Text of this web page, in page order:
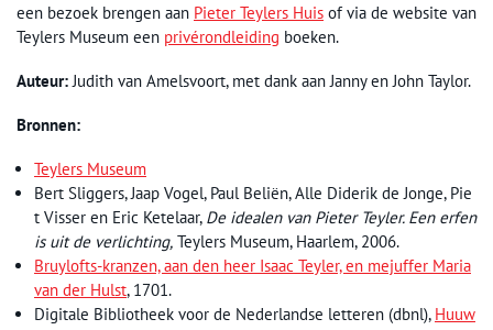
een bezoek brengen aan Pieter Teylers Huis of via de website van
Teylers Museum een privérondleiding boeken.
Auteur: Judith van Amelsvoort, met dank aan Janny en John Taylor.
Bronnen:
Teylers Museum
Bert Sliggers, Jaap Vogel, Paul Beliën, Alle Diderik de Jonge, Pie
t Visser en Eric Ketelaar, De idealen van Pieter Teyler. Een erfen
is uit de verlichting, Teylers Museum, Haarlem, 2006.
Bruylofts-kranzen, aan den heer Isaac Teyler, en mejuffer Maria
van der Hulst, 1701.
Digitale Bibliotheek voor de Nederlandse letteren (dbnl), Huuw